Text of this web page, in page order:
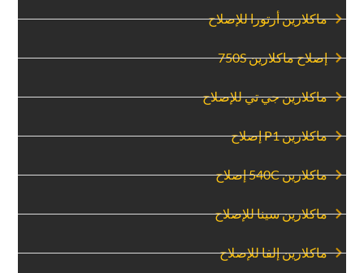
‏ماكلارين أرتورا للإصلاح‏
‏إصلاح ماكلارين 750S‏
‏ماكلارين جي تي للإصلاح‏
‏ماكلارين P1 إصلاح‏
‏ماكلارين 540C إصلاح‏
‏ماكلارين سينا للإصلاح‏
‏ماكلارين إلفا للإصلاح‏